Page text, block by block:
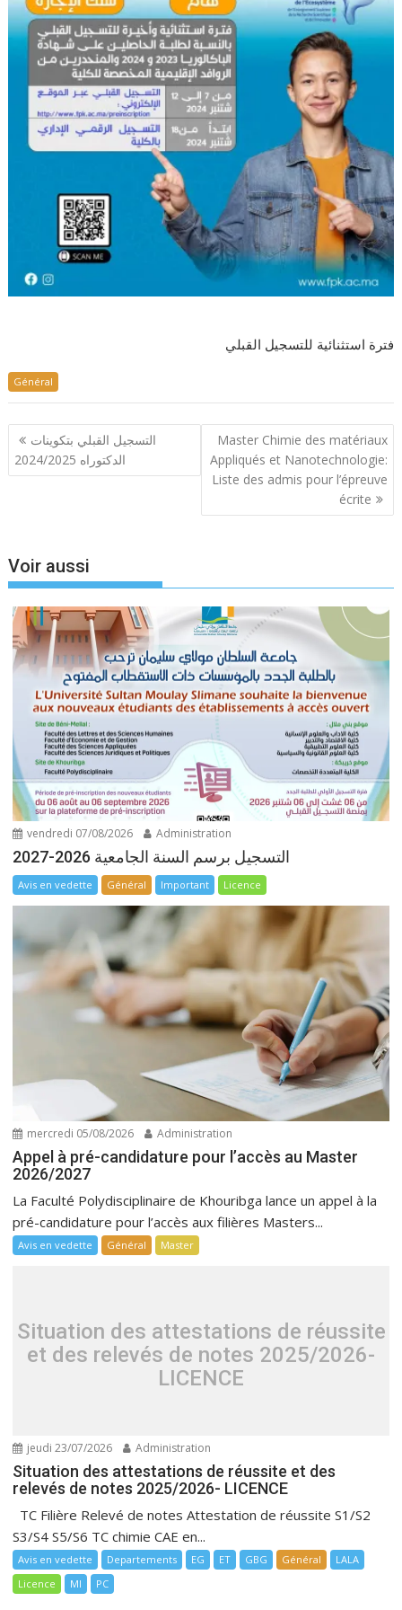
فترة استثنائية للتسجيل القبلي
Général
Navigation
de
l’article
التسجيل القبلي بتكوينات
الدكتوراه 2024/2025
Master Chimie des matériaux
Appliqués et Nanotechnologie:
Liste des admis pour l’épreuve
écrite
Voir aussi
vendredi 07/08/2026 Administration
التسجيل برسم السنة الجامعية 2026-2027
Avis en vedette Général Important Licence
mercredi 05/08/2026 Administration
Appel à pré-candidature pour l’accès au Master
2026/2027
La Faculté Polydisciplinaire de Khouribga lance un appel à la
pré-candidature pour l’accès aux filières Masters...
Avis en vedette Général Master
Situation des attestations de réussite
et des relevés de notes 2025/2026-
LICENCE
jeudi 23/07/2026 Administration
Situation des attestations de réussite et des
relevés de notes 2025/2026- LICENCE
TC Filière Relevé de notes Attestation de réussite S1/S2
S3/S4 S5/S6 TC chimie CAE en...
Avis en vedette Departements EG ET GBG Général
LALA
Licence
MI PC